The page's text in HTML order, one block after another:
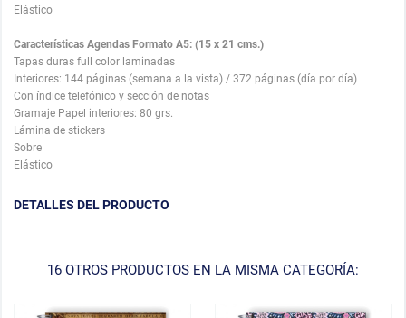
Elástico
Características Agendas Formato A5: (15 x 21 cms.)
Tapas duras full color laminadas
Interiores: 144 páginas (semana a la vista) / 372 páginas (día por día)
Con índice telefónico y sección de notas
Gramaje Papel interiores: 80 grs.
Lámina de stickers
Sobre
Elástico
DETALLES DEL PRODUCTO
16 OTROS PRODUCTOS EN LA MISMA CATEGORÍA: